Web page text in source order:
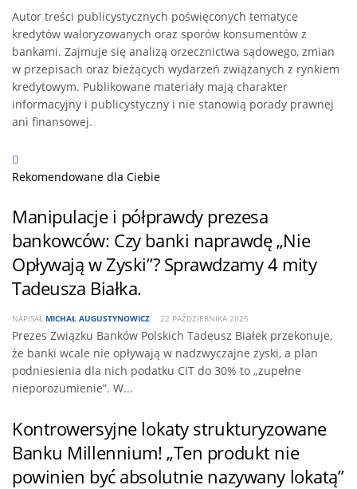
Autor treści publicystycznych poświęconych tematyce
kredytów waloryzowanych oraz sporów konsumentów z
bankami. Zajmuje się analizą orzecznictwa sądowego, zmian
w przepisach oraz bieżących wydarzeń związanych z rynkiem
kredytowym. Publikowane materiały mają charakter
informacyjny i publicystyczny i nie stanowią porady prawnej
ani finansowej.
Rekomendowane dla Ciebie
Manipulacje i półprawdy prezesa
bankowców: Czy banki naprawdę „Nie
Opływają w Zyski”? Sprawdzamy 4 mity
Tadeusza Białka.
NAPISAŁ MICHAŁ AUGUSTYNOWICZ 22 PAŹDZIERNIKA 2025
Prezes Związku Banków Polskich Tadeusz Białek przekonuje,
że banki wcale nie opływają w nadzwyczajne zyski, a plan
podniesienia dla nich podatku CIT do 30% to „zupełne
nieporozumienie”. W...
Kontrowersyjne lokaty strukturyzowane
Banku Millennium! „Ten produkt nie
powinien być absolutnie nazywany lokatą”